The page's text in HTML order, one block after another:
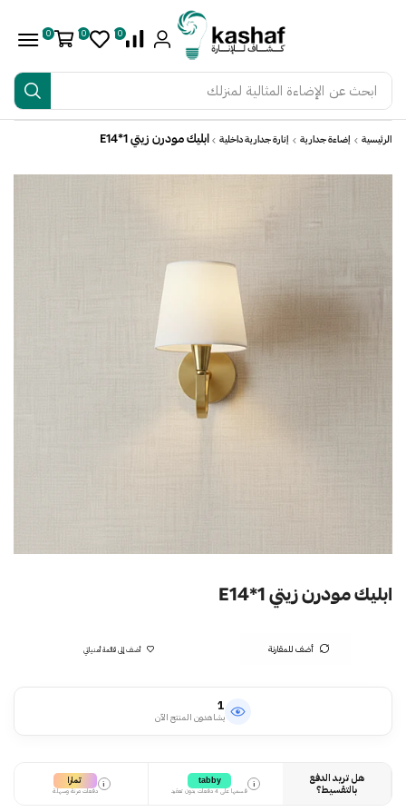
ابحث عن الإضاءة المثالية لمنزلك
0
0
0
الرئيسية إضاءة جدارية إنارة جدارية داخلية ابليك مودرن زيتي E14*1
ابليك مودرن زيتي E14*1
أضف للمقارنة أضف إلى قائمة أمنياتي
1
يشاهدون المنتج الآن
هل تريد الدفع
بالتقسيط؟
i
tabby
قسمها على 4 دفعات بدون تعقيد
i تمارا
دفعات مرنة وسهلة